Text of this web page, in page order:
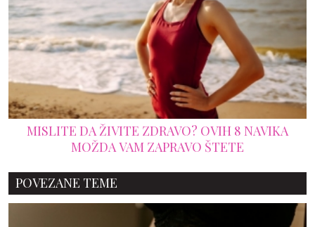
MISLITE DA ŽIVITE ZDRAVO? OVIH 8 NAVIKA
MOŽDA VAM ZAPRAVO ŠTETE
POVEZANE TEME